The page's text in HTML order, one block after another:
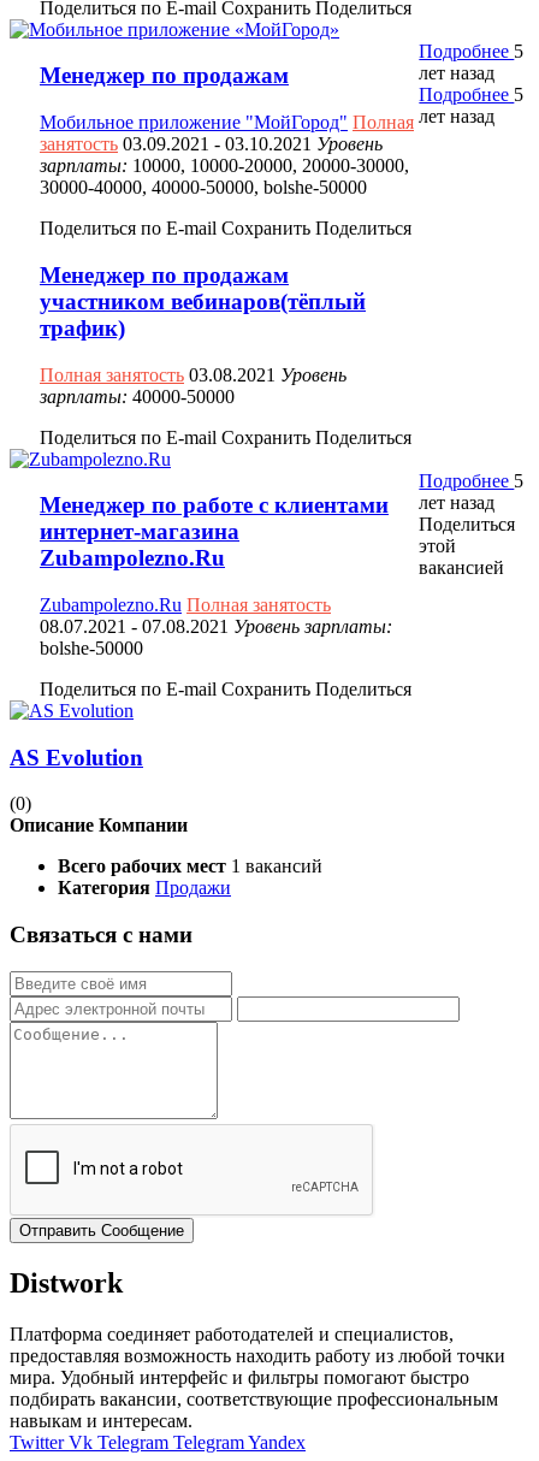
Поделиться по E-mail Сохранить Поделиться
Менеджер по продажам
Мобильное приложение "МойГород" Полная
занятость 03.09.2021 - 03.10.2021 Уровень
зарплаты: 10000, 10000-20000, 20000-30000,
30000-40000, 40000-50000, bolshe-50000
Поделиться по E-mail Сохранить Поделиться
Подробнее 5
лет назад
Менеджер по продажам
участником вебинаров(тёплый
трафик)
Полная занятость 03.08.2021 Уровень
зарплаты: 40000-50000
Поделиться по E-mail Сохранить Поделиться
Подробнее 5
лет назад
Менеджер по работе с клиентами
интернет-магазина
Zubampolezno.Ru
Zubampolezno.Ru Полная занятость
08.07.2021 - 07.08.2021 Уровень зарплаты:
bolshe-50000
Поделиться по E-mail Сохранить Поделиться
Подробнее 5
лет назад
Поделиться
этой
вакансией
AS Evolution
(0)
Описание Компании
Всего рабочих мест 1 вакансий
Категория Продажи
Связаться с нами
Отправить Сообщение
Distwork
Платформа соединяет работодателей и специалистов,
предоставляя возможность находить работу из любой точки
мира. Удобный интерфейс и фильтры помогают быстро
подбирать вакансии, соответствующие профессиональным
навыкам и интересам.
Twitter Vk Telegram TelegramYandex